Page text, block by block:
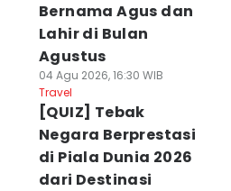
Bernama Agus dan
Lahir di Bulan
Agustus
04 Agu 2026, 16:30 WIB
Travel
[QUIZ] Tebak
Negara Berprestasi
di Piala Dunia 2026
dari Destinasi